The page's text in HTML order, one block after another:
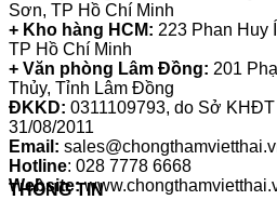
Sơn, TP Hồ Chí Minh
+ Kho hàng HCM: 223 Phan Huy
TP Hồ Chí Minh
+ Văn phòng Lâm Đồng: 201
Thủy, Tỉnh Lâm Đồng
ĐKKD: 0311109793, do Sở KHĐT
31/08/2011
Email:
Hotline: 028 7778 6668
Website:
THÔNG TIN